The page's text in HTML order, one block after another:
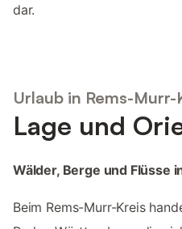
dar.
Urlaub in Rems-Murr-
Lage und
Wälder, Berge und Flüsse
Beim Rems-Murr-Kreis